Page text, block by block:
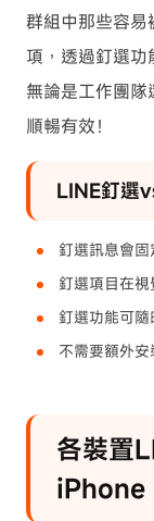
群組中那些容易
項，透過釘選功
無論是工作團
順暢有效！
LINE釘選
釘選訊息會
釘選項目在
釘選功能可
不需要額外
各裝置
iPhone